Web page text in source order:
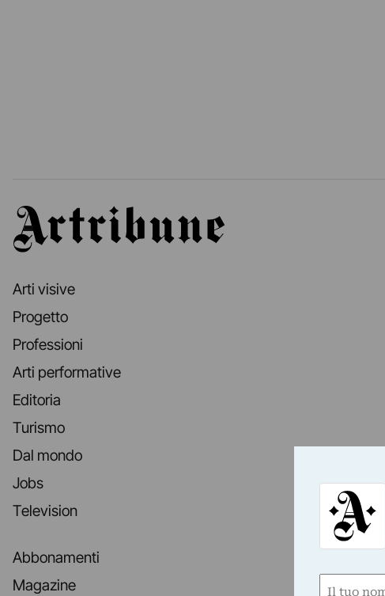
Artribune
Arti visive
Progetto
Professioni
Arti performative
Editoria
Turismo
Dal mondo
Jobs
Television
Abbonamenti
Magazine
Nome